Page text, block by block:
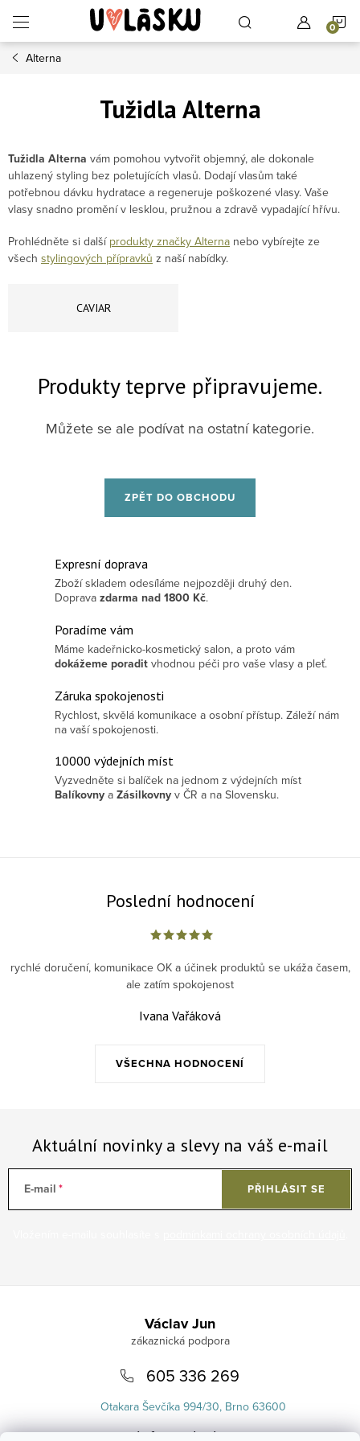
Alterna
Tužidla Alterna
Tužidla Alterna vám pomohou vytvořit objemný, ale dokonale
uhlazený styling bez poletujících vlasů. Dodají vlasům také
potřebnou dávku hydratace a regeneruje poškozené vlasy. Vaše
vlasy snadno promění v lesklou, pružnou a zdravě vypadající hřívu.
Prohlédněte si další produkty značky Alterna nebo vybírejte ze
všech stylingových přípravků z naší nabídky.
CAVIAR
Produkty teprve připravujeme.
Můžete se ale podívat na ostatní kategorie.
ZPĚT DO OBCHODU
Expresní doprava
Zboží skladem odesíláme nejpozději druhý den.
Doprava zdarma nad 1800 Kč.
Poradíme vám
Máme kadeřnicko-kosmetický salon, a proto vám
dokážeme poradit vhodnou péči pro vaše vlasy a pleť.
Záruka spokojenosti
Rychlost, skvělá komunikace a osobní přístup. Záleží nám
na vaší spokojenosti.
10000 výdejních míst
Vyzvedněte si balíček na jednom z výdejních míst
Balíkovny a Zásilkovny v ČR a na Slovensku.
Poslední hodnocení
VŠECHNA HODNOCENÍ
rychlé doručení, komunikace OK a účinek produktů se ukáža časem,
ale zatím spokojenost
Ivana Vařáková
Aktuální novinky a slevy na váš e-mail
E-mail PŘIHLÁSIT SE
Václav Jun
605 336 269
Otakara Ševčíka 994/30, Brno 63600